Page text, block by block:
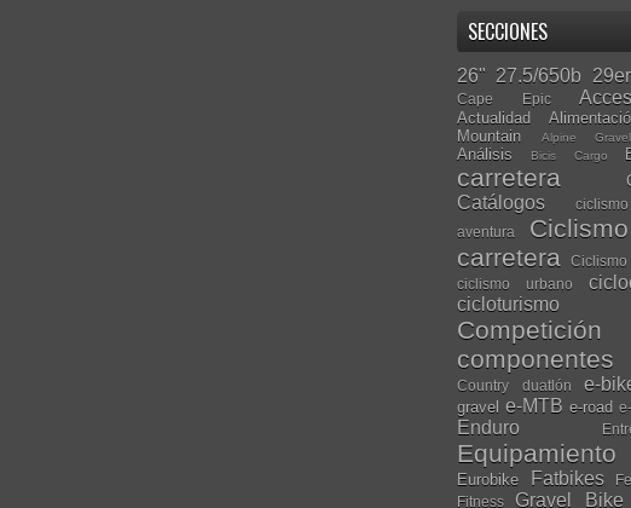
SECCIONES
26" 27.5/650b 29er
Cape Epic
Actualidad
Mountain
Alpine
Análisis Bicis Cargo
carretera
Catálogos
aventura
carretera
Ciclismo
ciclismo urbano
cicloturismo
Competición
componentes
Country duatlón e-
gravel e-MTB e-road
Enduro
Equipamiento
Eurobike Fatbikes
Fitness
Gravel Bike